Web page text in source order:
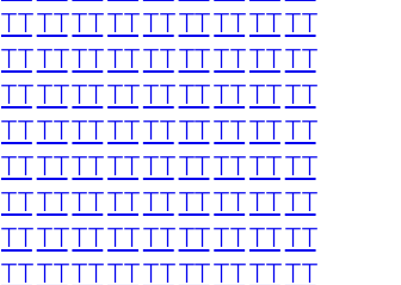
TTTTTTTTTTTTTTTTTT
TTTTTTTTTTTTTTTTTT
TTTTTTTTTTTTTTTTTT
TTTTTTTTTTTTTTTTTT
TTTTTTTTTTTTTTTTTT
TTTTTTTTTTTTTTTTTT
TTTTTTTTTTTTTTTTTT
TTTTTTTTTTTTTTTTTT